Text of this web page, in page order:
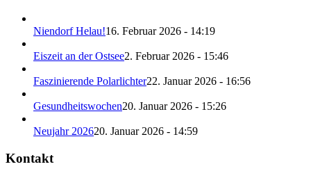
Niendorf Helau!16. Februar 2026 - 14:19
Eiszeit an der Ostsee2. Februar 2026 - 15:46
Faszinierende Polarlichter22. Januar 2026 - 16:56
Gesundheitswochen20. Januar 2026 - 15:26
Neujahr 202620. Januar 2026 - 14:59
Kontakt